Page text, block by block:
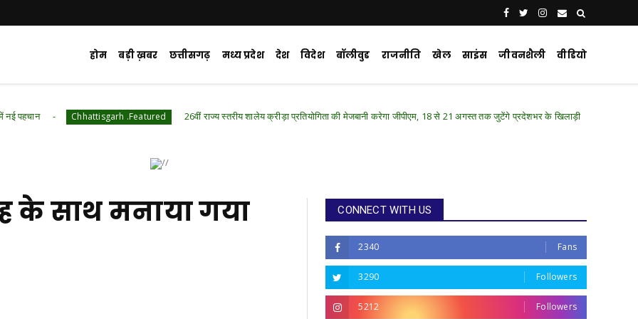
होम बड़ी ख़बर छत्तीसगढ़ मध्य प्रदेश देश विदेश बॉलीवुड राजनीति खेल साइंस जीवनशैली वीडियो
Chhattisgarh .Featured 26वीं राज्य स्तरीय शालेय क्रीड़ा प्रतियोगिता की मेजबानी करेगा जीपीएम, 18 से 21 अगस्त तक जुटेंगे प्रदेशभर के खिलाड़ी Chhattisgarh
के साथ मनाया गया CONNECT WITH US
2340 Fans
3290 Followers
5212 Followers